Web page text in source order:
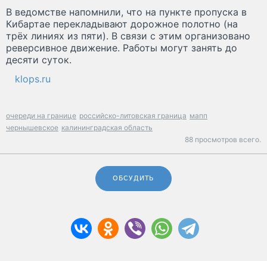
В ведомстве напомнили, что на пункте пропуска в
Кибартае перекладывают дорожное полотно (на
трёх линиях из пяти). В связи с этим организовано
реверсивное движение. Работы могут занять до
десяти суток.
klops.ru
очереди на границе российско-литовская граница мапп
чернышевское калининградская область
88 просмотров всего.
ОБСУДИТЬ